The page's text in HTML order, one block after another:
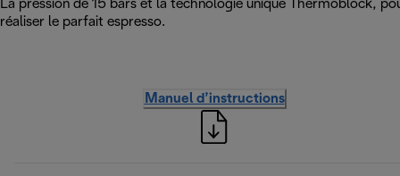
La pression de 15 bars et la technologie unique Thermoblock,
réaliser le parfait espresso.
Manuel d’instructions